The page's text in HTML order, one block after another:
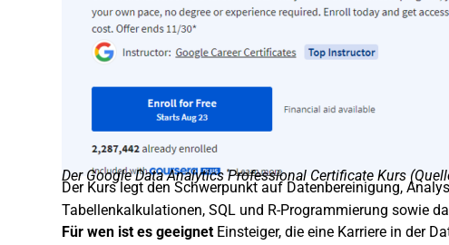
Der Google Data Analytics Professional Certificate Kurs (
Der Kurs legt den Schwerpunkt auf Datenbereinigung,
Tabellenkalkulationen, SQL und R-Programmierung sowie
Für wen ist es geeignet Einsteiger, die eine Karriere in der